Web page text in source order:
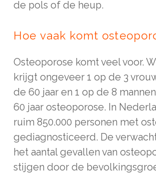
de pols of de heup.
Hoe vaak komt
Osteoporose komt veel voor.
krijgt ongeveer 1 op de 3
de 60 jaar en 1 op de 8
60 jaar osteoporose. In
ruim 850.000 personen met
gediagnosticeerd. De
het aantal gevallen van
stijgen door de